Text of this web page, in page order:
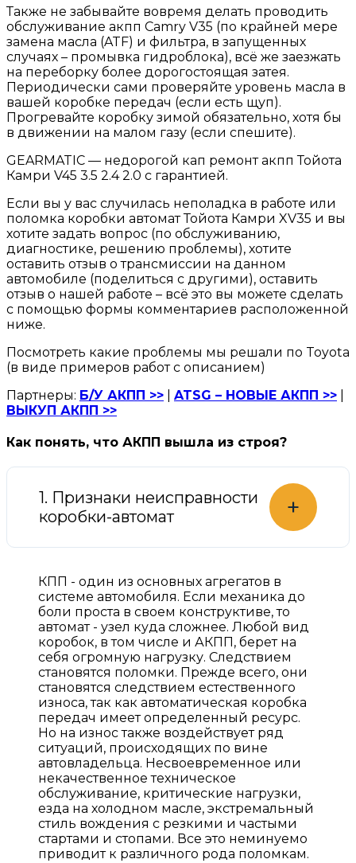
Также не забывайте вовремя делать проводить
обслуживание акпп Camry V35 (по крайней мере
замена масла (ATF) и фильтра, в запущенных
случаях – промывка гидроблока), всё же заезжать
на переборку более дорогостоящая затея.
Периодически сами проверяйте уровень масла в
вашей коробке передач (если есть щуп).
Прогревайте коробку зимой обязательно, хотя бы
в движении на малом газу (если спешите).
GEARMATIC — недорогой кап ремонт акпп Тойота
Камри V45 3.5 2.4 2.0 с гарантией.
Если вы у вас случилась неполадка в работе или
поломка коробки автомат Тойота Камри XV35 и вы
хотите задать вопрос (по обслуживанию,
диагностике, решению проблемы), хотите
оставить отзыв о трансмиссии на данном
автомобиле (поделиться с другими), оставить
отзыв о нашей работе – всё это вы можете сделать
с помощью формы комментариев расположенной
ниже.
Посмотреть какие проблемы мы решали по Toyota
(в виде примеров работ с описанием)
Партнеры: Б/У АКПП >> ATSG – НОВЫЕ АКПП >>
ВЫКУП АКПП >>
Как понять, что АКПП вышла из строя?
1. Признаки неисправности
коробки-автомат
+
КПП - один из основных агрегатов в
системе автомобиля. Если механика до
боли проста в своем конструктиве, то
автомат - узел куда сложнее. Любой вид
коробок, в том числе и АКПП, берет на
себя огромную нагрузку. Следствием
становятся поломки. Прежде всего, они
становятся следствием естественного
износа, так как автоматическая коробка
передач имеет определенный ресурс.
Но на износ также воздействует ряд
ситуаций, происходящих по вине
автовладельца. Несвоевременное или
некачественное техническое
обслуживание, критические нагрузки,
езда на холодном масле, экстремальный
стиль вождения с резкими и частыми
стартами и стопами. Все это неминуемо
приводит к различного рода поломкам.